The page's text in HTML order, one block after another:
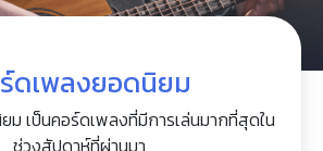
ดเพลงยอดนิยม
เป็นคอร์ดเพลงที่มีการเล่นมากที่สุดใน
ช่วงสัปดาห์ที่ผ่านมา